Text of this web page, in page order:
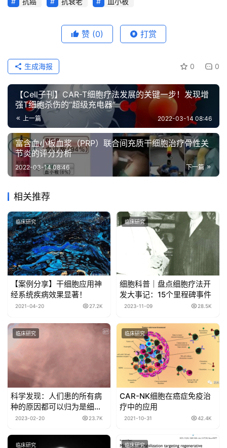
赞 (0) 打赏
0 0
生成海报
【Cell子刊】CAR-T细胞疗法发展的关键一步！发现增
强T细胞杀伤的“超级充电器”
上一篇 2022-03-14 08:46
富含血小板血浆（PRP）联合间充质干细胞治疗骨性关
节炎的评分分析
下一篇
2022-03-14 08:46
相关推荐
临床研究
【案例分享】干细胞应用神
经系统疾病效果显著！
2021-04-20 27.2K
临床研究
细胞科普｜盘点细胞疗法开
发大事记：15个里程碑事件
2023-11-09 28.5K
临床研究
科学发现：人们患的所有病
种的原因都可以归为是细胞
出了问题
2023-02-20 23.7K
临床研究
CAR-NK细胞在癌症免疫治
疗中的应用
2021-10-31 42.4K
临床研究 临床研究